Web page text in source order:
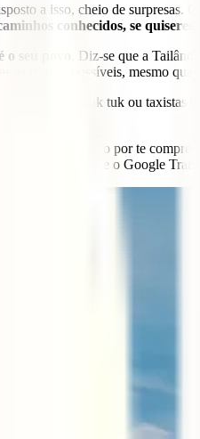
a isso, cheio de surpresas.
conhecidos, se
é o seu povo
. Diz-se que a
as formas possíveis, mesmo
de tuk tuk ou taxistas
esforçar-se-ão por te
é universal e o Google